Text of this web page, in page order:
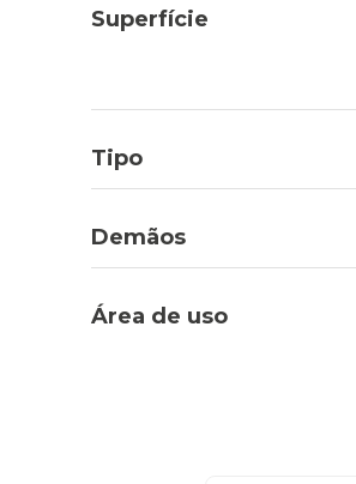
Superfície
Tipo
Demãos
Área de uso